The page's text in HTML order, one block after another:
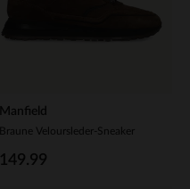
Manfield
Braune Veloursleder-Sneaker
149.99